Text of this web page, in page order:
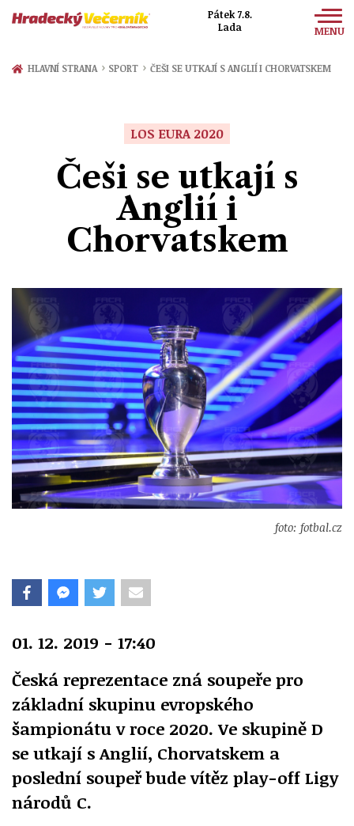
Pátek 7.8.
Lada
MENU
Zprávy
Společnost
HLAVNÍ STRANA › SPORT › ČEŠI SE UTKAJÍ S ANGLIÍ I CHORVATSKEM
LOS EURA 2020
Češi se utkají s
Anglií i
Chorvatskem
foto: fotbal.cz
01. 12. 2019 - 17:40
Česká reprezentace zná soupeře pro
základní skupinu evropského
šampionátu v roce 2020. Ve skupině D
se utkají s Anglií, Chorvatskem a
poslední soupeř bude vítěz play-off Ligy
národů C.